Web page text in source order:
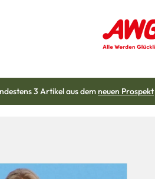
3 Artikel aus demneuen Prospekt